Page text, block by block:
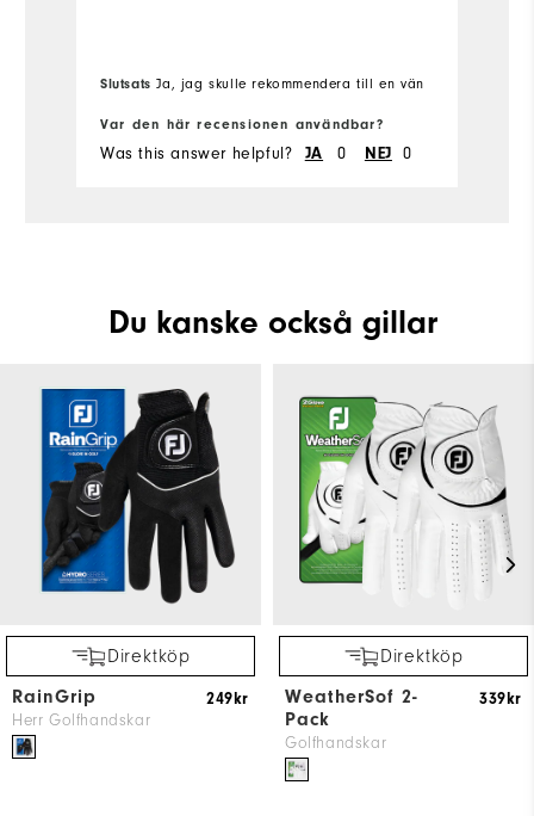
Slutsats Ja, jag skulle rekommendera till en vän
Var den här recensionen användbar?
Was this answer helpful? JA 0 NEJ 0
Du kanske också gillar
Direktköp
RainGrip
Herr Golfhandskar
249kr
Direktköp
WeatherSof 2-
Pack
Golfhandskar
339kr